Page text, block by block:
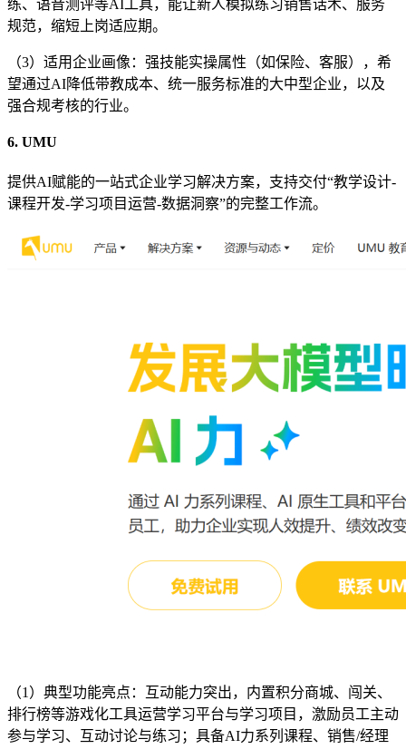
练、语音测评等AI工具，能让新人模拟练习销售话术、服务
规范，缩短上岗适应期。
（3）适用企业画像：强技能实操属性（如保险、客服），希
望通过AI降低带教成本、统一服务标准的大中型企业，以及
强合规考核的行业。
6. UMU
提供AI赋能的一站式企业学习解决方案，支持交付“教学设计-
课程开发-学习项目运营-数据洞察”的完整工作流。
（1）典型功能亮点：互动能力突出，内置积分商城、闯关、
排行榜等游戏化工具运营学习平台与学习项目，激励员工主动
参与学习、互动讨论与练习；具备AI力系列课程、销售/经理